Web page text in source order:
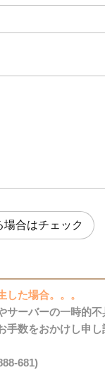
場合はチェック
した場合。。。
サーバーの一時的
手数をおかけし申
681)